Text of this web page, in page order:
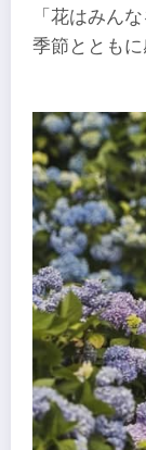
「花はみん
季節とともに